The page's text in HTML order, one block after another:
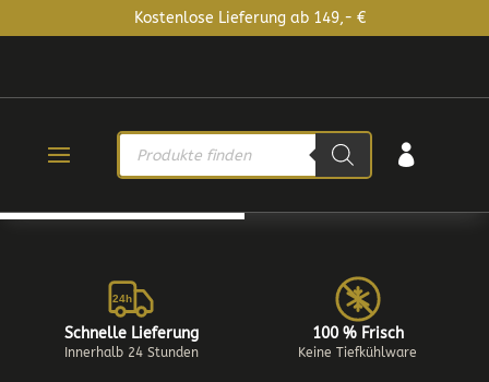
Kostenlose Lieferung ab 149,- €
PRODUCTS
SEARCH

24h
Schnelle Lieferung
Innerhalb 24 Stunden
100 % Frisch
Keine Tiefkühlware